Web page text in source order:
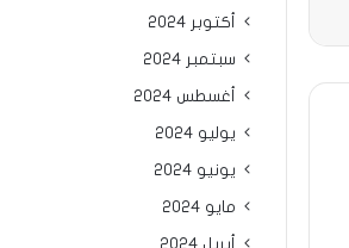
أكتوبر 2024
سبتمبر 2024
أغسطس 2024
يوليو 2024
يونيو 2024
مايو 2024
أبريل 2024